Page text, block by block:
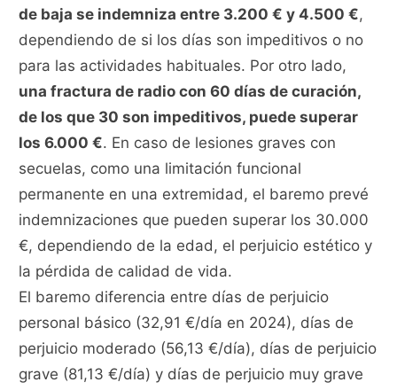
de baja se indemniza entre 3.200 € y 4.500 €,
dependiendo de si los días son impeditivos o no
para las actividades habituales. Por otro lado,
una fractura de radio con 60 días de curación,
de los que 30 son impeditivos, puede superar
los 6.000 €. En caso de lesiones graves con
secuelas, como una limitación funcional
permanente en una extremidad, el baremo prevé
indemnizaciones que pueden superar los 30.000
€, dependiendo de la edad, el perjuicio estético y
la pérdida de calidad de vida.
El baremo diferencia entre días de perjuicio
personal básico (32,91 €/día en 2024), días de
perjuicio moderado (56,13 €/día), días de perjuicio
grave (81,13 €/día) y días de perjuicio muy grave